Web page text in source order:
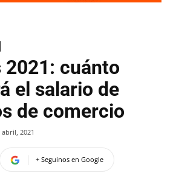
2021: cuánto
el salario de
de comercio
abril, 2021
+ Seguinos en Google